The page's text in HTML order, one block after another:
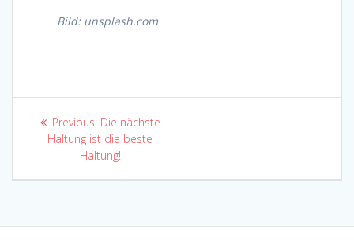
Bild: unsplash.com
Beitragsnavigation
Previous: Previous
post:
Die nächste
Haltung ist die beste
Haltung!